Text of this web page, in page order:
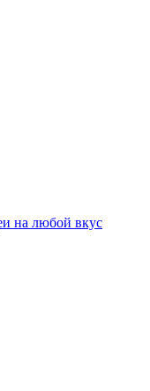
на любой вкус